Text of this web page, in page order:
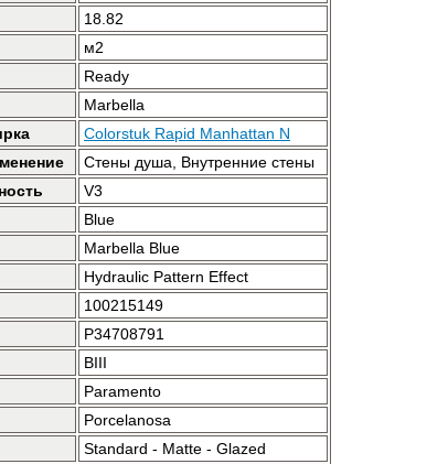
18.82
м2
Ready
Marbella
Colorstuk Rapid Manhattan N
Стены душа, Внутренние стены
V3
Blue
Marbella Blue
Hydraulic Pattern Effect
100215149
P34708791
BIII
Paramento
Porcelanosa
Standard - Matte - Glazed